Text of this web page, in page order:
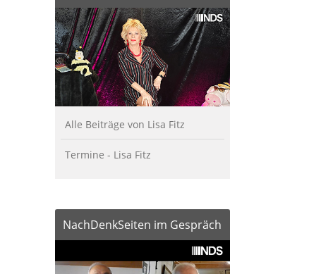
Alle Beiträge von Lisa Fitz
Termine - Lisa Fitz
NachDenkSeiten im Gespräch